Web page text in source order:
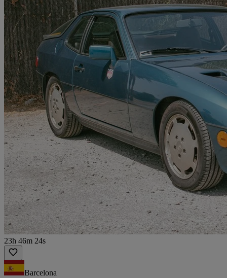
23h 46m 24s
Barcelona